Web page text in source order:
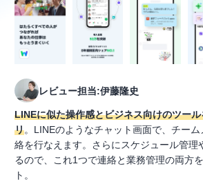
レビュー担当:伊藤隆史
LINEに似た操作感とビジネス向けのツー
リ。LINEのようなチャット画面で、チー
絡を行なえます。さらにスケジュール管理
るので、これ1つで連絡と業務管理の両方
ト。